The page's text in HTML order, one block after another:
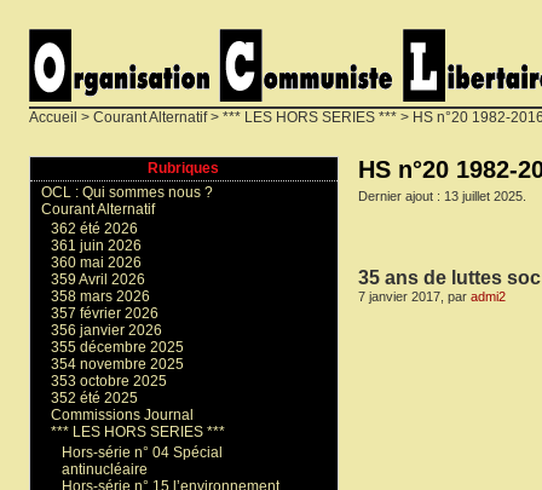
Accueil > Courant Alternatif> *** LES HORS SERIES *** > HS n°20 1982-
HS n°20 1982-
Dernier ajout : 13 juillet 2025.
35 ans de luttes
7 janvier 2017, par admi2
Rubriques
OCL : Qui sommes nous ?
Courant Alternatif
362 été 2026
361 juin 2026
360 mai 2026
359 Avril 2026
358 mars 2026
357 février 2026
356 janvier 2026
355 décembre 2025
354 novembre 2025
353 octobre 2025
352 été 2025
Commissions Journal
*** LES HORS SERIES ***
Hors-série n° 04 Spécial
antinucléaire
Hors-série n° 15 l’environnement